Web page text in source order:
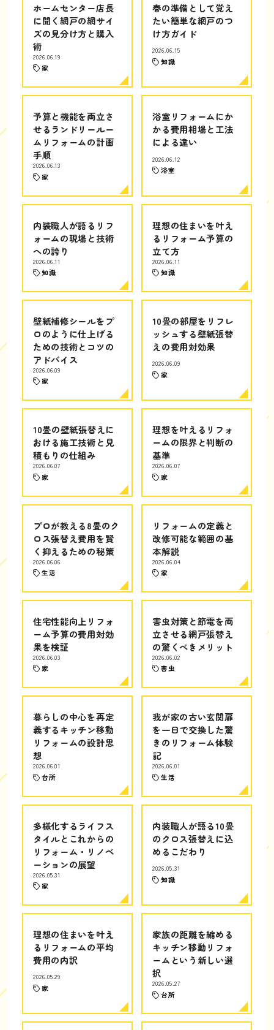
ホームセンター店長
に聞く網戸の網サイ
ズの見分け方と購入
術
2026.06.19
家
春の準備として覚え
たい簡単な網戸のつ
け方ガイド
2026.06.15
知識
予算と機能を両立さ
せるランドリールー
ムリフォームの計画
手順
2026.06.13
家
浴室リフォームにか
かる費用相場と工法
による違い
2026.06.12
浴室
内装職人が語るリフ
ォームの現場と技術
への誇り
2026.06.11
知識
理想の住まいを叶え
るリフォーム予算の
立て方
2026.06.11
知識
壁紙補修シールをプ
ロのように仕上げる
ための技術とコツの
アドバイス
2026.06.09
家
10畳の部屋をリフレ
ッシュする壁紙張替
えの費用対効果
2026.06.09
家
10畳の壁紙張替えに
おける施工技術と見
積もりの仕組み
2026.06.07
家
理想を叶えるリフォ
ームの限界と判断の
基準
2026.06.07
家
プロが教える8畳のク
ロス張替え費用を賢
く抑えるための秘策
2026.06.06
生活
リフォームの定義と
改修可能な範囲の基
本解説
2026.06.04
家
住宅性能向上リフォ
ーム予算の費用対効
果を検証
2026.06.03
家
害虫対策と節電を両
立させる網戸張替え
の驚くべきメリット
2026.06.02
害虫
暮らしの中心を再定
義するキッチン移動
リフォームの設計思
想
2026.06.01
台所
我が家の古い玄関扉
を一日で交換した驚
きのリフォーム体験
記
2026.06.01
生活
多様化するライフス
タイルとこれからの
リフォーム・リノベ
ーションの展望
2026.05.31
家
内装職人が語る10畳
のクロス張替えに込
めるこだわり
2026.05.31
知識
理想の住まいを叶え
るリフォームの平均
費用の内訳
2026.05.29
家
家族の距離を縮める
キッチン移動リフォ
ームという新しい選
択
2026.05.27
台所